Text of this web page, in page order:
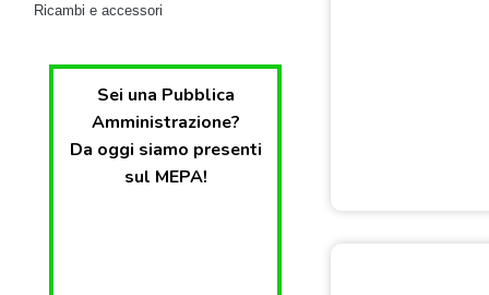
Ricambi e accessori
Sei una Pubblica
Amministrazione?
Da oggi siamo presenti
sul MEPA!